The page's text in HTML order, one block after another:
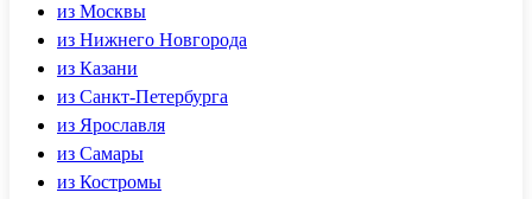
из Москвы
из Нижнего Новгорода
из Казани
из Санкт-Петербурга
из Ярославля
из Самары
из Костромы